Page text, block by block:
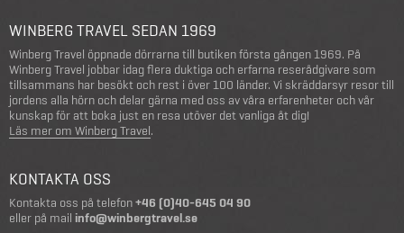
WINBERG TRAVEL SEDAN 1969
Winberg Travel öppnade dörrarna till butiken första gången 1969. På
Winberg Travel jobbar idag flera duktiga och erfarna reserådgivare som
tillsammans har besökt och rest i över 100 länder. Vi skräddarsyr resor till
jordens alla hörn och delar gärna med oss av våra erfarenheter och vår
kunskap för att boka just en resa utöver det vanliga åt dig!
Läs mer om Winberg Travel.
KONTAKTA OSS
Kontakta oss på telefon+46 (0)40-645 04 90
eller på mail info@winbergtravel.se